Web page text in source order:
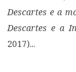
Descartes e a
Descartes e a
2017)...